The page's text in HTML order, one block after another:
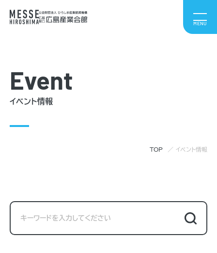
Event
イベント情報
TOP イベント情報